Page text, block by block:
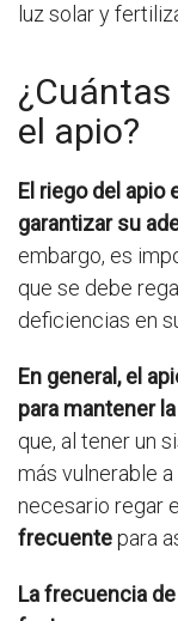
luz solar y
el apio?
El riego del apio
garantizar su
embargo, es
que se debe
deficiencias en
En general, el
para mantener
que, al tener un
más vulnerable
necesario regar
frecuentepara
La frecuencia